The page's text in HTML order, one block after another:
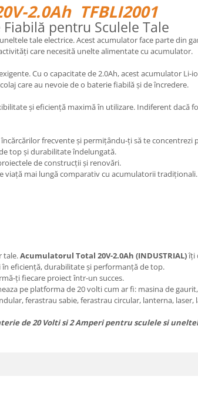
2.0Ah TFBLI2001
pentru Sculele Tale
tale electrice. Acest acumulator face parte din
care necesită unelte alimentate cu acumulator.
Cu o capacitate de 2.0Ah, acest acumulator
care au nevoie de o baterie fiabilă și de încredere.
și eficiență maximă în utilizare. Indiferent dacă
frecvente și permițându-ți să te concentrezi
top și durabilitate îndelungată.
de construcții și renovări.
viață mai lungă comparativ cu acumulatorii tradiționali.
tale.Acumulatorul Total 20V-2.0Ah (INDUSTRIAL)îți
eficiență, durabilitate și performanță de top.
ți fiecare proiect într-un succes.
pe platforma de 20 volti cum ar fi: masina de
ferastrau sabie, ferastrau circular, lanterna,
de 20 Volti si 2 Amperi pentru sculele si